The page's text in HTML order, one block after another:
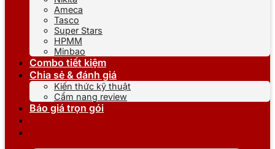
Ameca
Tasco
Super Stars
HPMM
Minbao
Combo tiết kiệm
Chia sẻ & đánh giá
Kiến thức kỹ thuật
Cẩm nang review
Báo giá trọn gói